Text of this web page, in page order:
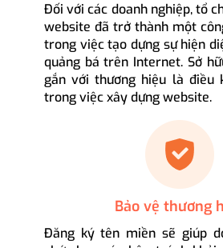
Đối với các doanh nghiệp, tổ
website đã trở thành một
trong việc tạo dựng sự hiện
quảng bá trên Internet. Sở
gắn với thương hiệu là điều
trong việc xây dựng website.
Bảo vệ thương
Đăng ký tên miền sẽ giúp